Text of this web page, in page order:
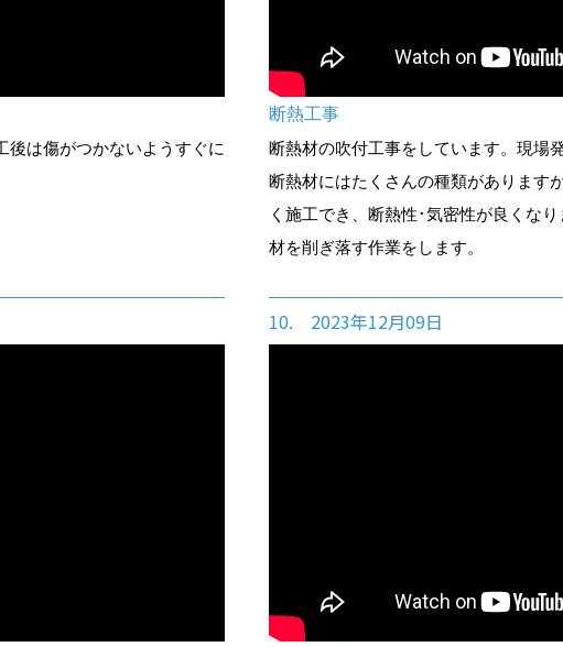
後は傷がつかないようすぐに
断熱工事
断熱材の吹付工事をしています。現場
断熱材にはたくさんの種類があります
く施工でき、断熱性･気密性が良くな
材を削ぎ落す作業をします。
10. 2023年12月09日